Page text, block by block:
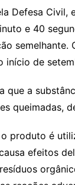
Defesa
e 40
início de
que a
queimadas,
produto é
efeitos